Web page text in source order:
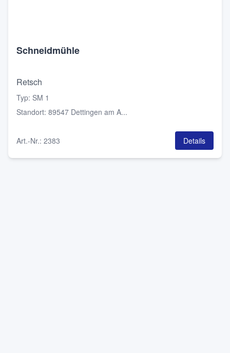
Schneidmühle
Retsch
Typ: SM 1
Standort: 89547 Dettingen am A...
Art.-Nr.: 2383 Details